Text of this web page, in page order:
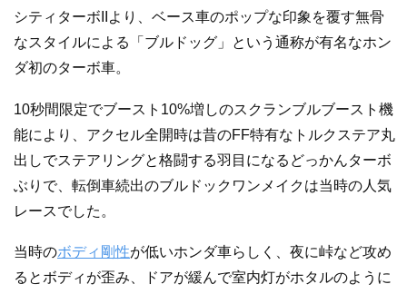
シティターボIIより、ベース車のポップな印象を覆す無骨
なスタイルによる「ブルドッグ」という通称が有名なホン
ダ初のターボ車。
10秒間限定でブースト10%増しのスクランブルブースト機
能により、アクセル全開時は昔のFF特有なトルクステア丸
出しでステアリングと格闘する羽目になるどっかんターボ
ぶりで、転倒車続出のブルドックワンメイクは当時の人気
レースでした。
当時のボディ剛性が低いホンダ車らしく、夜に峠など攻め
るとボディが歪み、ドアが緩んで室内灯がホタルのように